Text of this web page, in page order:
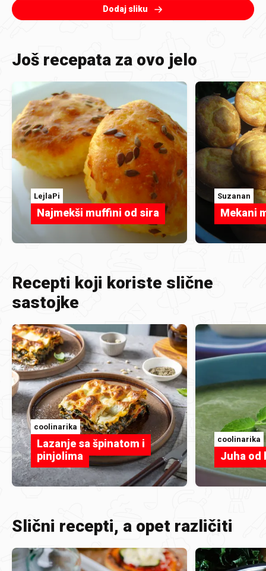
Dodaj sliku
Još recepata za ovo jelo
LejlaPi
Najmekši muffini od sira
Suzanan
Mekani
Recepti koji koriste slične
sastojke
coolinarika
Lazanje sa špinatom i
pinjolima
coolinarika
Juha od
Slični recepti, a opet različiti